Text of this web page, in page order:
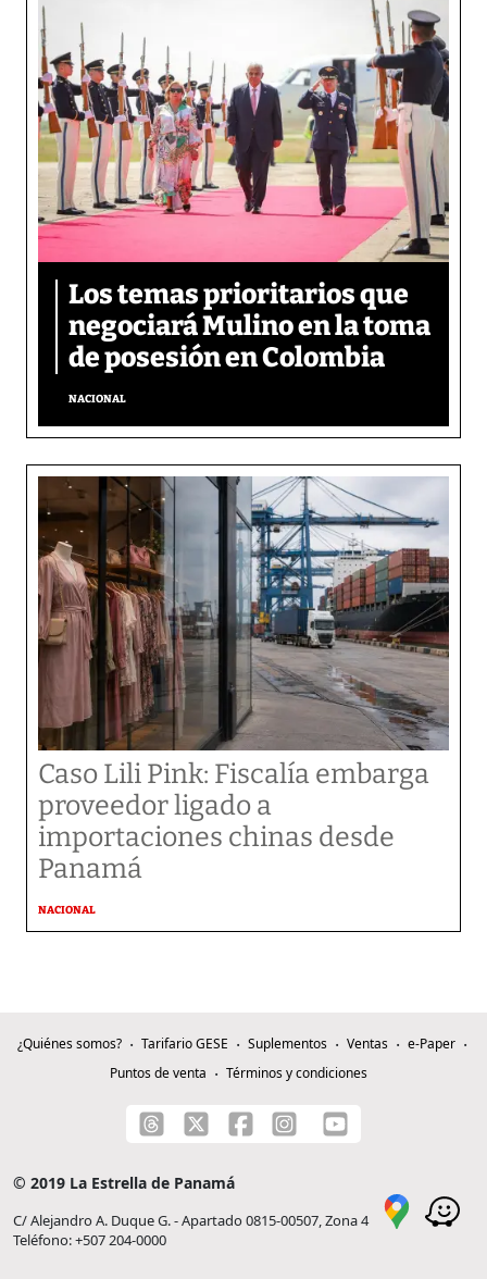
Los temas prioritarios que
negociará Mulino en la toma
de posesión en Colombia
NACIONAL
Caso Lili Pink: Fiscalía embarga
proveedor ligado a
importaciones chinas desde
Panamá
NACIONAL
¿Quiénes somos? Tarifario GESE Suplementos Ventas
e-Paper
Puntos de venta
Términos y condiciones
© 2019 La Estrella de Panamá
C/ Alejandro A. Duque G. - Apartado 0815-00507, Zona 4
Teléfono: +507 204-0000